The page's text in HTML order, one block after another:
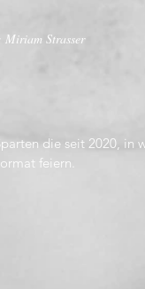
Strasser
die seit 2020, in
feiern.